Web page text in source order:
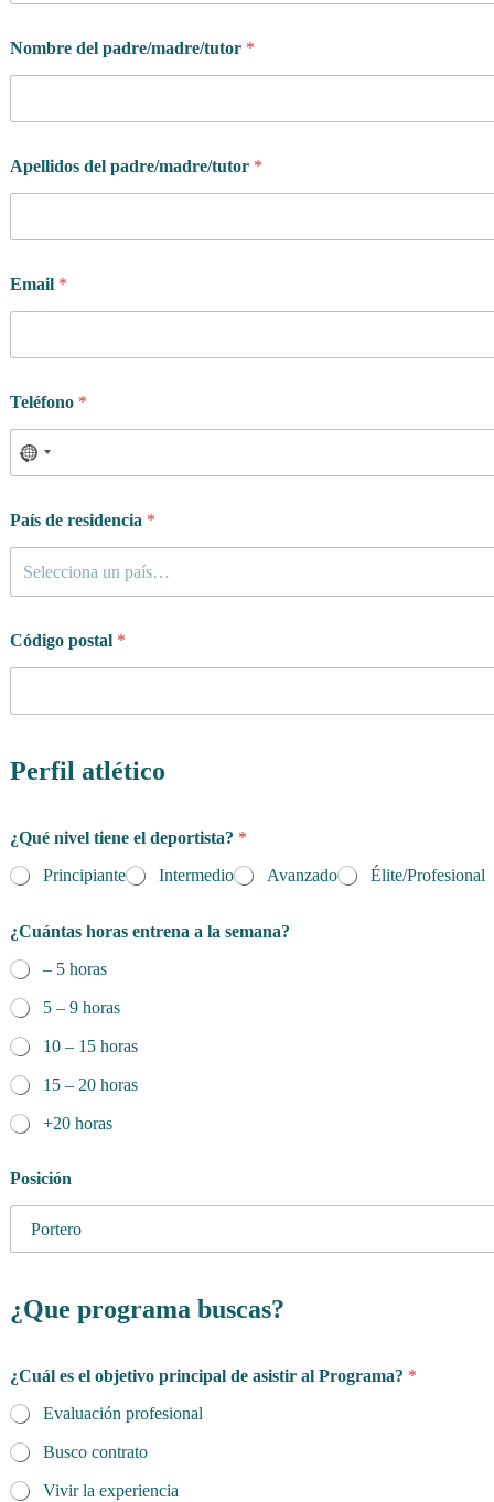
Nombre del padre/madre/tutor *
Apellidos del padre/madre/tutor *
Email *
Teléfono *
País de residencia *
Selecciona un país…
e
l
c
Código postal *
Perfil atlético
¿Qué nivel tiene el deportista? *
Principiante
Intermedio Avanzado Élite/Profesional
¿Cuántas horas entrena a la semana?
– 5 horas
5 – 9 horas
10 – 15 horas
15 – 20 horas
+20 horas
Posición
¿Que programa buscas?
¿Cuál es el objetivo principal de asistir al Programa? *
Evaluación profesional
Busco contrato
Vivir la experiencia